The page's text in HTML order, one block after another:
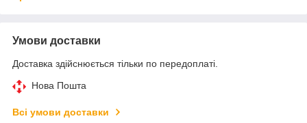
Умови доставки
Доставка здійснюється тільки по передоплаті.
Нова Пошта
Всі умови доставки